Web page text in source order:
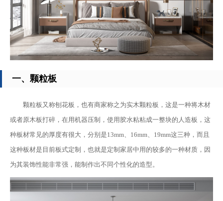
一、颗粒板
颗粒板又称刨花板，也有商家称之为实木颗粒板，这是一种将木材
或者原木板打碎，在用机器压制，使用胶水粘粘成一整块的人造板，这
种板材常见的厚度有很大，分别是13mm、16mm、19mm这三种，而且
这种板材是目前板式定制，也就是定制家居中用的较多的一种材质，因
为其装饰性能非常强，能制作出不同个性化的造型。